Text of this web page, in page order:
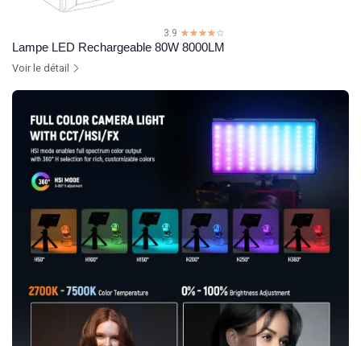
3.9 ☆☆☆☆☆
★★★★★
Lampe LED Rechargeable 80W 8000LM
Voir le détail